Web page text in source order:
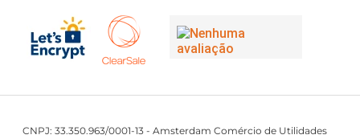
CNPJ: 33.350.963/0001-13 - Amsterdam Comércio de Utilidades